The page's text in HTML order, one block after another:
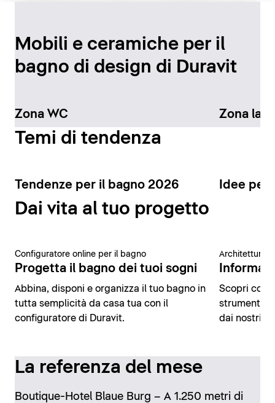
il bagno
Scopri di più
Mobili e ceramiche per il
bagno di design di Duravit
Zona WC Zona
Temi di tendenza
Tendenze per il bagno 2026 Idee per
Dai vita al tuo progetto
Configuratore online per il bagno
Progetta il bagno dei tuoi sogni
Abbina, disponi e organizza il tuo bagno in
tutta semplicità da casa tua con il
configuratore di Duravit.
Architettura
Scopri
strumenti
dai nostri
La referenza del mese
Boutique-Hotel Blaue Burg – A 1.250 metri di